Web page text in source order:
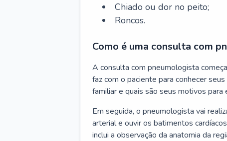
Chiado ou dor no peito;
Roncos.
Como é uma consulta com
A consulta com pneumologista
faz com o paciente para conhecer
familiar e quais são seus motivos para
Em seguida, o pneumologista vai
arterial e ouvir os batimentos
inclui a observação da anatomia da